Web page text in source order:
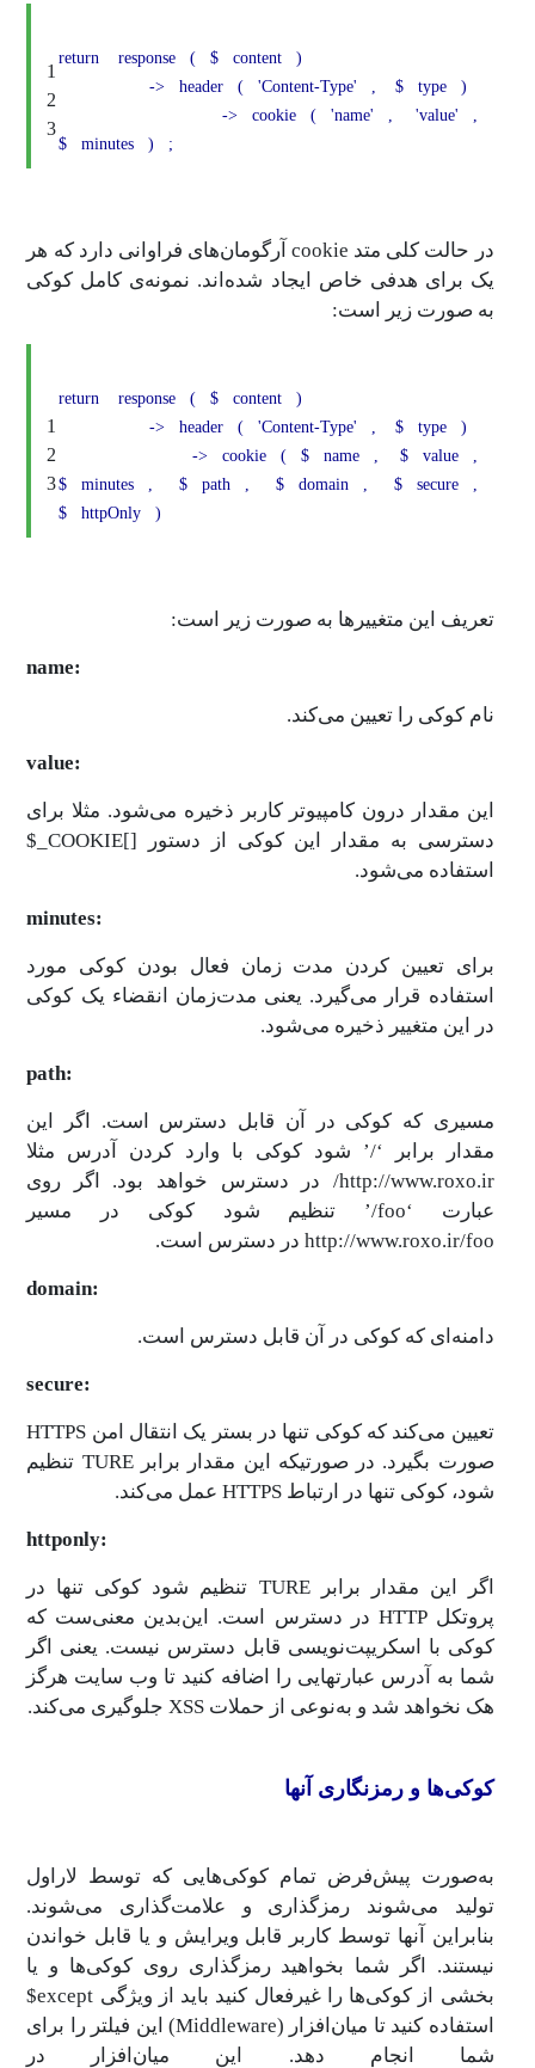
1
2
3
return response ( $ content
)
->
header ( 'Content-Type' , $ type
)
->
cookie ( 'name' , 'value'
,
$
minutes ) ;
در حالت کلی متد cookie‌ آرگومان‌های فراوانی دارد که هر
یک برای هدفی خاص ایجاد شده‌اند. نمونه‌ی کامل کوکی
به صورت زیر است:
1
2
3
return response ( $ content
)
->
header ( 'Content-Type' , $ type
)
->
cookie ( $ name , $ value
,
$
minutes , $ path , $ domain , $ secure
,
$
httpOnly )
تعریف این متغییرها به صورت زیر است:
name:
نام کوکی را تعیین می‌کند.
value:
این مقدار درون کامپیوتر کاربر ذخیره می‌شود. مثلا برای
دسترسی به مقدار این کوکی از دستور []COOKIE_$‌
استفاده می‌شود.
minutes:
برای تعیین کردن مدت زمان فعال بودن کوکی مورد
استفاده قرار می‌گیرد. یعنی مدت‌زمان انقضاء یک کوکی
در این متغییر ذخیره می‌شود.
path:
مسیری که کوکی در آن قابل دسترس است. اگر این
مقدار برابر ‘/’ شود کوکی با وارد کردن آدرس مثلا
http://www.roxo.ir/ در دسترس خواهد بود. اگر روی
عبارت ‘foo/’ تنظیم شود کوکی در مسیر
http://www.roxo.ir/foo در دسترس است.
domain:
دامنه‌ای که کوکی در آن قابل دسترس است.
secure:
تعیین می‌کند که کوکی تنها در بستر یک انتقال امن HTTPS
صورت بگیرد. در صورتیکه این مقدار برابر TURE تنظیم
شود، کوکی تنها در ارتباط HTTPS عمل می‌کند.
httponly:
اگر این مقدار برابر TURE تنظیم شود کوکی تنها در
پروتکل HTTP در دسترس است. این‌بدین معنی‌ست که
کوکی با اسکریپت‌نویسی قابل دسترس نیست. یعنی اگر
شما به آدرس عبارتهایی را اضافه کنید تا وب سایت هرگز
هک نخواهد شد و به‌نوعی از حملات XSS جلوگیری می‌کند.
کوکی‌ها و رمزنگاری آنها
به‌صورت پیش‌فرض تمام کوکی‌هایی که توسط لاراول
تولید می‌شوند رمزگذاری و علامت‌گذاری می‌شوند.
بنابراین آنها توسط کاربر قابل ویرایش و یا قابل خواندن
نیستند. اگر شما بخواهید رمزگذاری روی کوکی‌ها و یا
بخشی از کوکی‌ها را غیرفعال کنید باید از ویژگی except$
استفاده کنید تا میان‌افزار (Middleware) این فیلتر را برای
شما انجام دهد. این میان‌افزار در